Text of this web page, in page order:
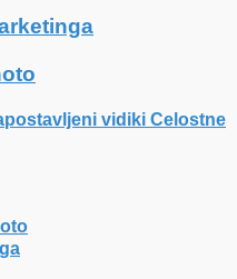
vidiki Celostne